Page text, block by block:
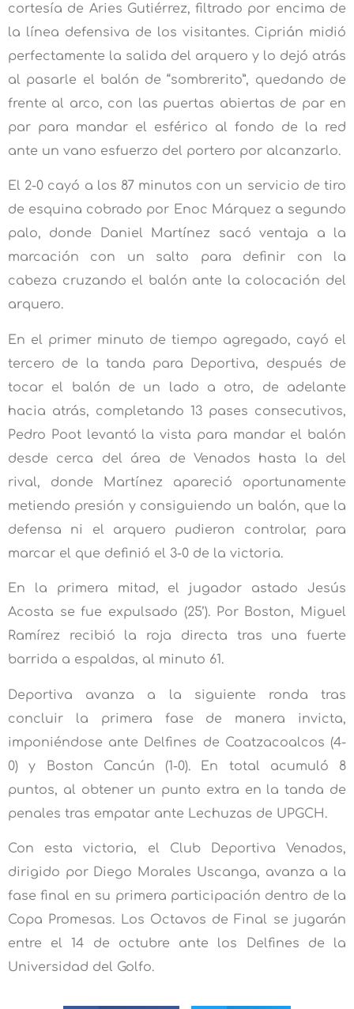
cortesía de Aries Gutiérrez, filtrado por encima de
la línea defensiva de los visitantes. Ciprián midió
perfectamente la salida del arquero y lo dejó atrás
al pasarle el balón de “sombrerito”, quedando de
frente al arco, con las puertas abiertas de par en
par para mandar el esférico al fondo de la red
ante un vano esfuerzo del portero por alcanzarlo.
El 2-0 cayó a los 87 minutos con un servicio de tiro
de esquina cobrado por Enoc Márquez a segundo
palo, donde Daniel Martínez sacó ventaja a la
marcación con un salto para definir con la
cabeza cruzando el balón ante la colocación del
arquero.
En el primer minuto de tiempo agregado, cayó el
tercero de la tanda para Deportiva, después de
tocar el balón de un lado a otro, de adelante
hacia atrás, completando 13 pases consecutivos,
Pedro Poot levantó la vista para mandar el balón
desde cerca del área de Venados hasta la del
rival, donde Martínez apareció oportunamente
metiendo presión y consiguiendo un balón, que la
defensa ni el arquero pudieron controlar, para
marcar el que definió el 3-0 de la victoria.
En la primera mitad, el jugador astado Jesús
Acosta se fue expulsado (25’). Por Boston, Miguel
Ramírez recibió la roja directa tras una fuerte
barrida a espaldas, al minuto 61.
Deportiva avanza a la siguiente ronda tras
concluir la primera fase de manera invicta,
imponiéndose ante Delfines de Coatzacoalcos (4-
0) y Boston Cancún (1-0). En total acumuló 8
puntos, al obtener un punto extra en la tanda de
penales tras empatar ante Lechuzas de UPGCH.
Con esta victoria, el Club Deportiva Venados,
dirigido por Diego Morales Uscanga, avanza a la
fase final en su primera participación dentro de la
Copa Promesas. Los Octavos de Final se jugarán
entre el 14 de octubre ante los Delfines de la
Universidad del Golfo.